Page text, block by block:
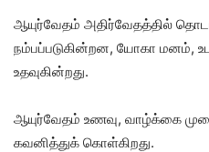
ஆயுர்வேதம் அதிர்வேதத்தில்
நம்பப்படுகின்றன, யோகா மனம்,
உதவுகின்றது.
ஆயுர்வேதம் உணவு, வாழ்க்கை
கவனித்துக் கொள்கிறது.